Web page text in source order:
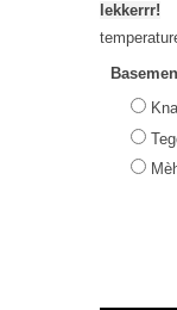
lekkerrr!